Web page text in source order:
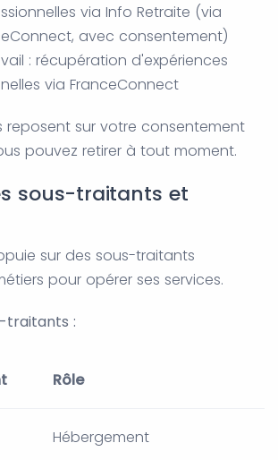
via Info Retraite (via
avec consentement)
: récupération d'expériences
via FranceConnect
reposent sur votre consentement
pouvez retirer à tout moment.
sous-traitants et
sur des sous-traitants
pour opérer ses services.
traitants :
Rôle
Hébergement